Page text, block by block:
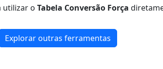
utilizar o Tabela Conversão Força
Explorar outras ferramentas